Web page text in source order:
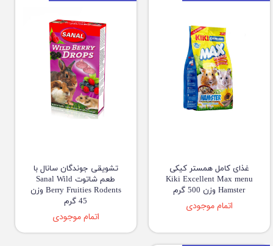
غذای کامل همستر کیکی
Kiki Excellent Max menu
Hamster وزن 500 گرم
اتمام موجودی
تشویقی جوندگان سانال با
طعم شاتوت Sanal Wild
Berry Fruities Rodents وزن
45 گرم
اتمام موجودی